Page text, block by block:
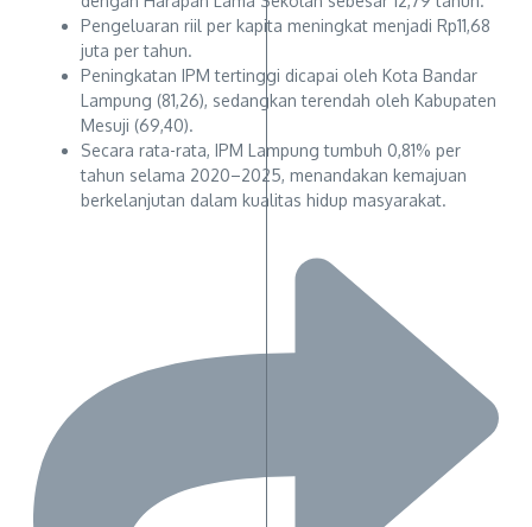
Pengeluaran riil per kapita meningkat menjadi Rp11,68
juta per tahun.
Peningkatan IPM tertinggi dicapai oleh Kota Bandar
Lampung (81,26), sedangkan terendah oleh Kabupaten
Mesuji (69,40).
Secara rata-rata, IPM Lampung tumbuh 0,81% per
tahun selama 2020–2025, menandakan kemajuan
berkelanjutan dalam kualitas hidup masyarakat.